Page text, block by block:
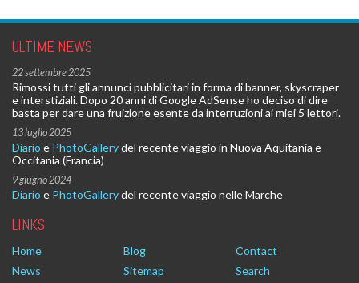
ULTIME NEWS
22 settembre 2025
Rimossi tutti gli annunci pubblicitari in forma di banner, skyscraper
e interstiziali. Dopo 20 anni di Google AdSense ho deciso di dire
basta per dare una fruizione esente da interruzioni ai miei 5 lettori.
13 luglio 2025
Diario e PhotoGallerydel recente viaggio in Nuova Aquitania e
Occitania (Francia)
9 giugno 2024
Diario e PhotoGallerydel recente viaggio nelle Marche
LINKS
Home Blog
Contact
News
Sitemap
Search